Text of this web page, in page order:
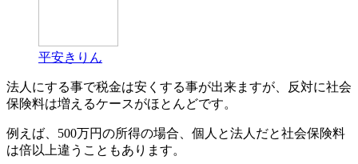
平安きりん
法人にする事で税金は安くする事が出来ますが、反対に社会
保険料は増えるケースがほとんどです。
例えば、500万円の所得の場合、個人と法人だと社会保険料
は倍以上違うこともあります。